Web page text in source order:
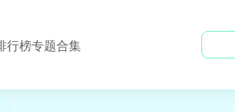
行榜专题合集